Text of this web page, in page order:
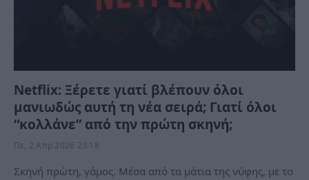
Netflix: Ξέρετε γιατί βλέπουν όλοι
μανιωδώς αυτή τη νέα σειρά; Γιατί όλοι
“κολλάνε” από την πρώτη σκηνή;
Πε, 2 Απρ 2026 23:18
Σκηνή πρώτη, γάμος. Μέσα από τα μάτια της νύφης, με το